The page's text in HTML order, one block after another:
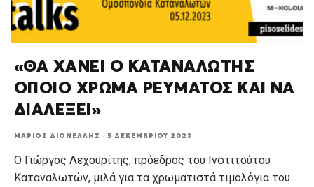
«ΘΑ ΧΑΝΕΙ Ο ΚΑΤΑΝΑΛΩΤΗΣ
ΟΠΟΙΟ ΧΡΩΜΑ ΡΕΥΜΑΤΟΣ ΚΑΙ ΝΑ
ΔΙΑΛΕΞΕΙ»
ΜΆΡΙΟΣ ΔΙΟΝΈΛΛΗΣ · 5 ΔΕΚΕΜΒΡΊΟΥ 2023
Ο Γιώργος Λεχουρίτης, πρόεδρος του Ινστιτούτου
Καταναλωτών, μιλά για τα χρωματιστά τιμολόγια του